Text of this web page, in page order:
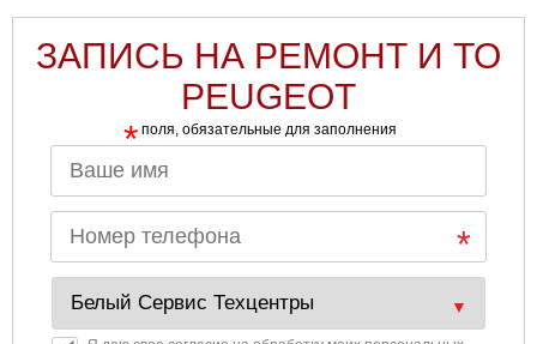
ЗАПИСЬ НА РЕМОНТ И ТО
PEUGEOT
* поля, обязательные для заполнения